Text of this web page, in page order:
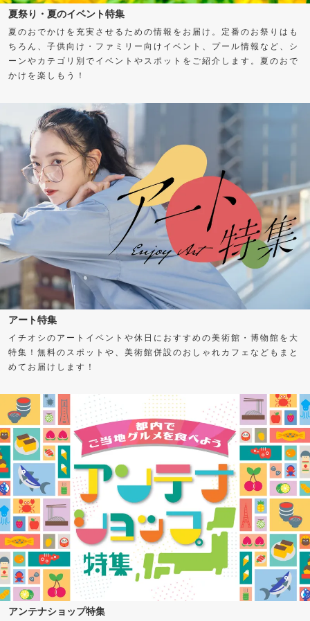
夏祭り・夏のイベント特集
夏のおでかけを充実させるための情報をお届け。定番のお祭りはも
ちろん、子供向け・ファミリー向けイベント、プール情報など、シ
ーンやカテゴリ別でイベントやスポットをご紹介します。夏のおで
かけを楽しもう！
アート特集
イチオシのアートイベントや休日におすすめの美術館・博物館を大
特集！無料のスポットや、美術館併設のおしゃれカフェなどもまと
めてお届けします！
アンテナショップ特集